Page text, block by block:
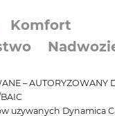
Komfort
– AUTORYZOWANY
używanych Dynamica